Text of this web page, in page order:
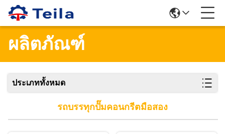
ผลิตภัณฑ์
ประเภททั้งหมด
รถบรรทุกปั๊มคอนกรีตมือสอง